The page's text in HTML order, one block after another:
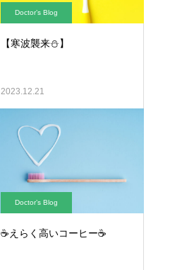
Doctor’s Blog
【寒波襲来⛄】
2023.12.21
Doctor’s Blog
☕えらく高いコーヒー☕